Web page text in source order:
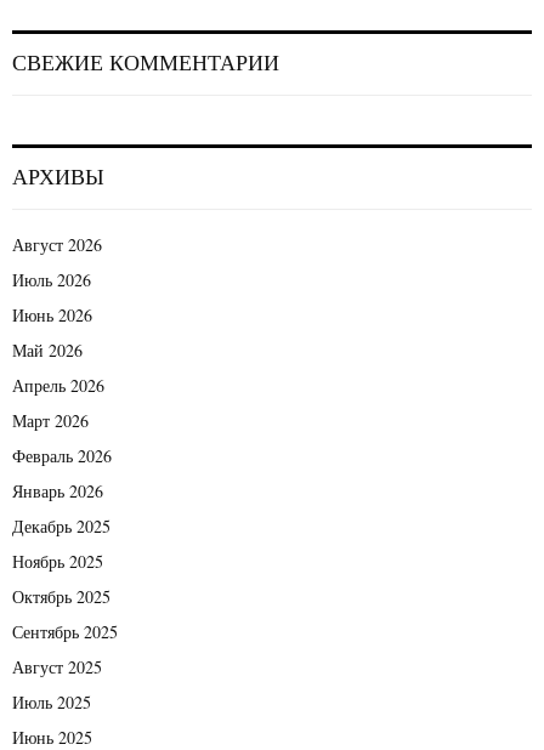
СВЕЖИЕ КОММЕНТАРИИ
АРХИВЫ
Август 2026
Июль 2026
Июнь 2026
Май 2026
Апрель 2026
Март 2026
Февраль 2026
Январь 2026
Декабрь 2025
Ноябрь 2025
Октябрь 2025
Сентябрь 2025
Август 2025
Июль 2025
Июнь 2025